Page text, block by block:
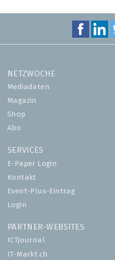
NETZWOCHE
Mediadaten
Magazin
Shop
Abo
SERVICES
E-Paper Login
Kontakt
Event-Plus-Eintrag
Login
PARTNER-WEBSITES
ICTjournal
IT-Markt.ch